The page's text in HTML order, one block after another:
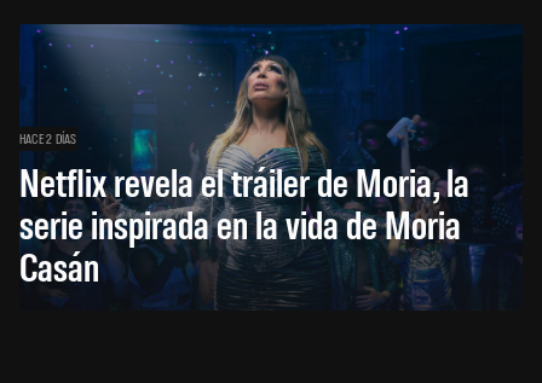
HACE 2 DÍAS
Netflix revela el tráiler de Moria, la
serie inspirada en la vida de Moria
Casán